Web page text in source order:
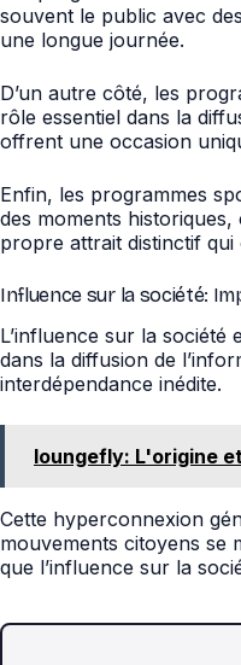
souvent le public avec
une longue journée.
D’un autre côté, les
rôle essentiel dans la
offrent une occasion
Enfin, les programmes
des moments
propre attrait distinctif qui
Influence sur la société:
L’influence sur la
dans la diffusion de
interdépendance inédite.
loungefly: L'origine
Cette hyperconnexion
mouvements citoyens se
que l’influence sur la